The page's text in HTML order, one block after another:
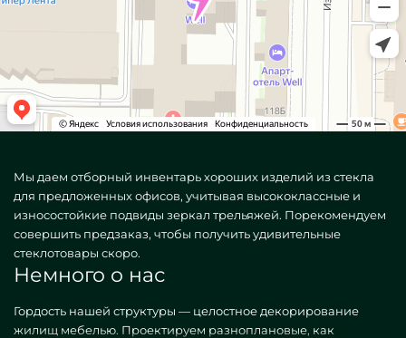
Мы даем отборный инвентарь хороших изделий из стекла
для предложенных офисов, учитывая высококлассные и
износостойкие подвиды зеркал трельяжей. Порекомендуем
совершить предзаказ, чтобы получить удивительные
стеклотовары скоро.
Немного о нас
Гордость нашей структуры — целостное декорирование
жилищ мебелью. Проектируем разноплановые, как